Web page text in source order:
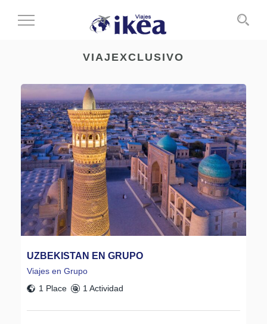
Cambiar
VIAJEXCLUSIVO
UZBEKISTAN EN GRUPO
Viajes en Grupo
1 Place
1 Actividad